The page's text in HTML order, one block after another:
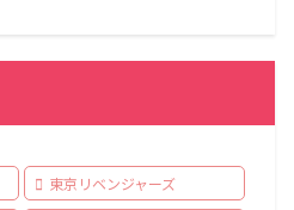
東京リベンジャーズ